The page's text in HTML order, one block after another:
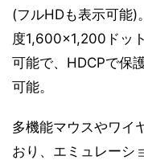
(フルHDも表示可能)
度1,600×1,200ドッ
可能で、HDCPで保
可能。
多機能マウスやワイ
おり、エミュレーシ